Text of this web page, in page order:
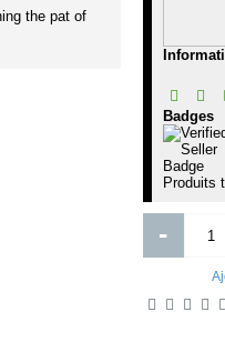
the pat of
Badges
Produits
-